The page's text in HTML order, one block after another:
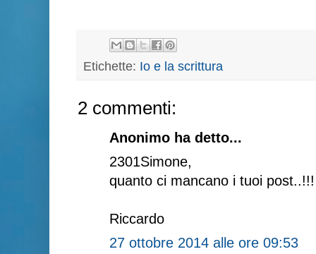
Etichette: Io e la scrittura
2 commenti:
Anonimo ha detto...
2301Simone,
quanto ci mancano i tuoi post..!!!
Riccardo
27 ottobre 2014 alle ore 09:53